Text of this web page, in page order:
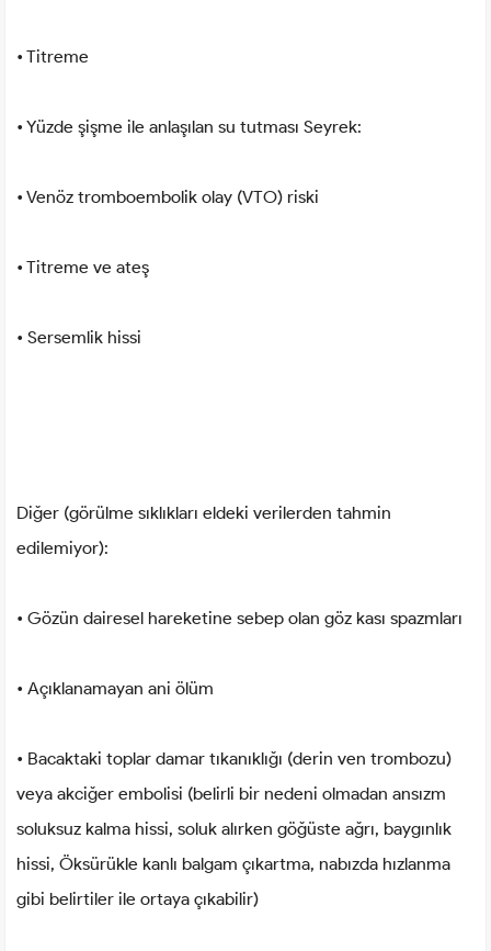
• Titreme
• Yüzde şişme ile anlaşılan su tutması Seyrek:
• Venöz tromboembolik olay (VTO) riski
• Titreme ve ateş
• Sersemlik hissi
Diğer (görülme sıklıkları eldeki verilerden tahmin
edilemiyor):
• Gözün dairesel hareketine sebep olan göz kası spazmları
• Açıklanamayan ani ölüm
• Bacaktaki toplar damar tıkanıklığı (derin ven trombozu)
veya akciğer embolisi (belirli bir nedeni olmadan ansızm
soluksuz kalma hissi, soluk alırken göğüste ağrı, baygınlık
hissi, Öksürükle kanlı balgam çıkartma, nabızda hızlanma
gibi belirtiler ile ortaya çıkabilir)